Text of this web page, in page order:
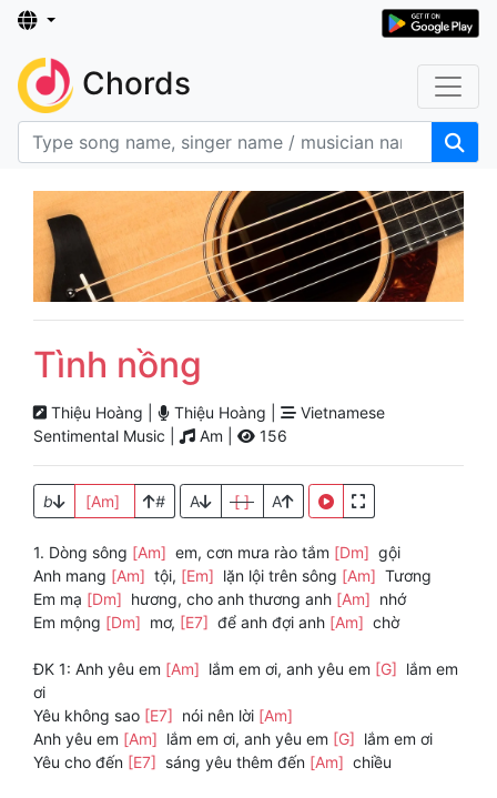
Chords
Tình nồng
Thiệu Hoàng | Thiệu Hoàng |
Vietnamese
Sentimental Music |
Am | 156
b [Am] # A [ ] A
1. Dòng sông [Am] em, cơn mưa rào tắm [Dm] gội
Anh mang [Am] tội, [Em] lặn lội trên sông [Am] Tương
Em mạ [Dm] hương, cho anh thương anh [Am] nhớ
Em mộng [Dm] mơ, [E7] để anh đợi anh [Am] chờ
ĐK 1: Anh yêu em [Am] lắm em ơi, anh yêu em [G] lắm em
ơi
Yêu không sao [E7] nói nên lời [Am]
Anh yêu em [Am] lắm em ơi, anh yêu em [G] lắm em ơi
Yêu cho đến [E7] sáng yêu thêm đến [Am] chiều